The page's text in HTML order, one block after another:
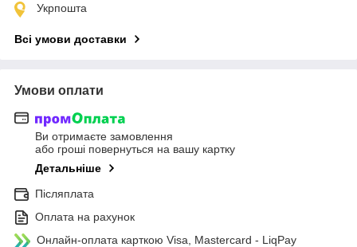
Укрпошта
Всі умови доставки
Умови оплати
Ви отримаєте замовлення
або гроші повернуться на вашу картку
Детальніше
Післяплата
Оплата на рахунок
Онлайн-оплата карткою Visa, Mastercard - LiqPay